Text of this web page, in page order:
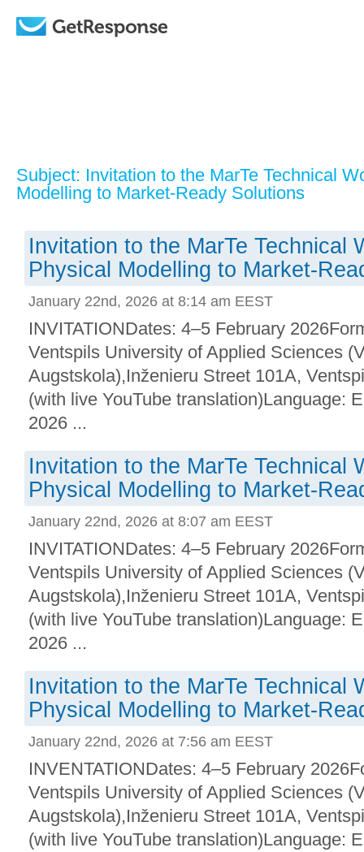
Subject: Invitation to the MarTe Technical
Modelling to Market-Ready Solutions
Invitation to the MarTe Technical
Physical Modelling to Market-
January 22nd, 2026 at 8:14 am EEST
INVITATIONDates: 4–5 February
Ventspils University of Applied Sciences
Augstskola),Inženieru Street 101A,
(with live YouTube translation)Language:
2026 ...
Invitation to the MarTe Technical
Physical Modelling to Market-
January 22nd, 2026 at 8:07 am EEST
INVITATIONDates: 4–5 February
Ventspils University of Applied Sciences
Augstskola),Inženieru Street 101A,
(with live YouTube translation)Language:
2026 ...
Invitation to the MarTe Technical
Physical Modelling to Market-
January 22nd, 2026 at 7:56 am EEST
INVENTATIONDates: 4–5 February
Ventspils University of Applied Sciences
Augstskola),Inženieru Street 101A,
(with live YouTube translation)Language: